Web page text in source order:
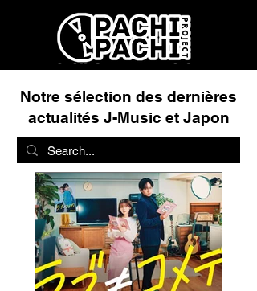
Notre sélection des dernières
actualités J-Music et Japon